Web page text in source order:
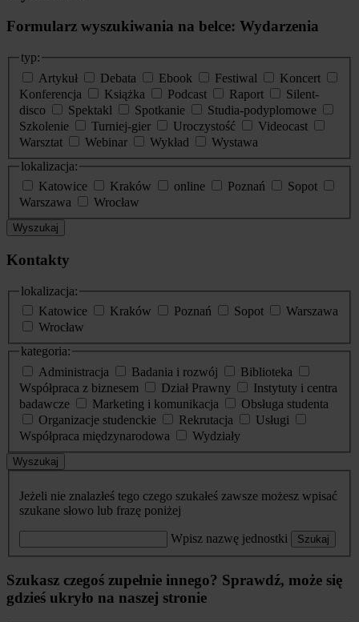
Formularz wyszukiwania na belce: Wydarzenia
typ:
Artykuł
Debata Ebook Festiwal
Koncert
Konferencja
Książka Podcast Raport
Silent-
disco
Spektakl Spotkanie
Studia-podyplomowe
Szkolenie
Turniej-gier Uroczystość
Videocast
Warsztat
Webinar Wykład
Wystawa
lokalizacja:
Katowice
Kraków online Poznań
Sopot
Warszawa
Wrocław
Wyszukaj
Kontakty
lokalizacja:
Katowice
Kraków Poznań Sopot
Warszawa
Wrocław
kategoria:
Administracja
Badania i rozwój
Biblioteka
Współpraca z biznesem
Dział Prawny
Instytuty i centra
badawcze
Marketing i komunikacja
Obsługa studenta
Organizacje studenckie
Rekrutacja
Usługi
Współpraca międzynarodowa
Wydziały
Wyszukaj
Jeżeli nie znalazłeś tego czego szukałeś zawsze możesz wpisać
szukane słowo lub frazę poniżej
Wpisz nazwę jednostki Szukaj
Szukasz czegoś zupełnie innego? Sprawdź, może się
gdzieś ukryło na naszej stronie